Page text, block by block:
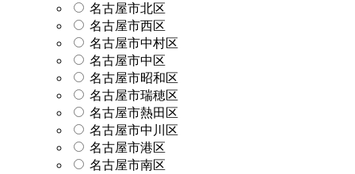
名古屋市北区
名古屋市西区
名古屋市中村区
名古屋市中区
名古屋市昭和区
名古屋市瑞穂区
名古屋市熱田区
名古屋市中川区
名古屋市港区
名古屋市南区